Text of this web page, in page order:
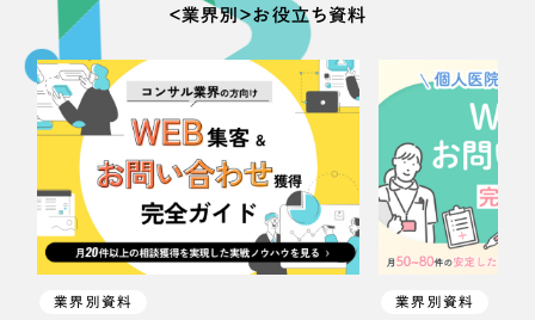
＜業界別＞お役立ち資料
業界別資料 業界別資料